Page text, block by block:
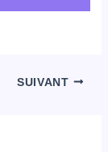
SUIVANT